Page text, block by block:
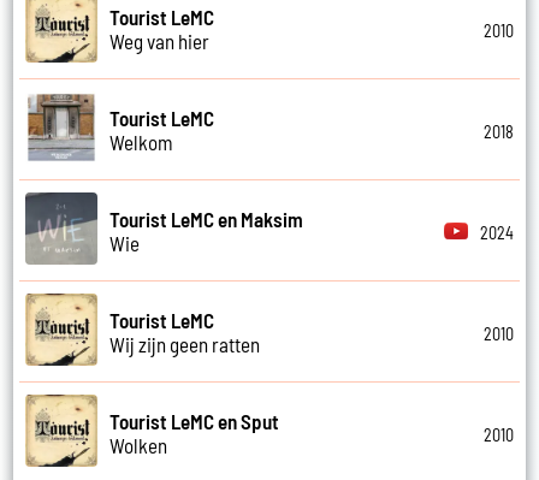
Tourist LeMC
Weg van hier
2010
Tourist LeMC
Welkom
2018
Tourist LeMC en Maksim
Wie
2024
Tourist LeMC
Wij zijn geen ratten
2010
Tourist LeMC en Sput
Wolken
2010